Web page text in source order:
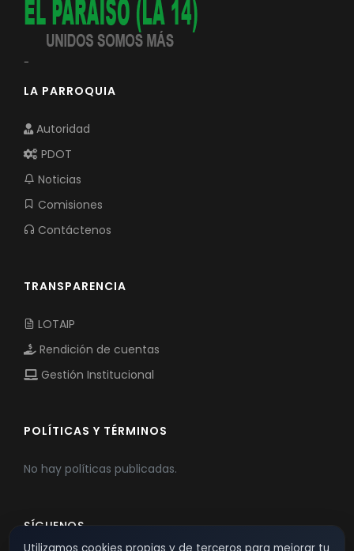
-
LA PARROQUIA
Autoridad
PDOT
Noticias
Comisiones
Contáctenos
TRANSPARENCIA
LOTAIP
Rendición de cuentas
Gestión Institucional
POLÍTICAS Y TÉRMINOS
No hay políticas publicadas.
SÍGUENOS